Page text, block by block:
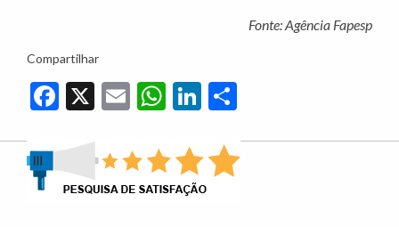
Fonte: Agência Fapesp
Compartilhar
Facebook
X EmailWhatsApp
LinkedIn